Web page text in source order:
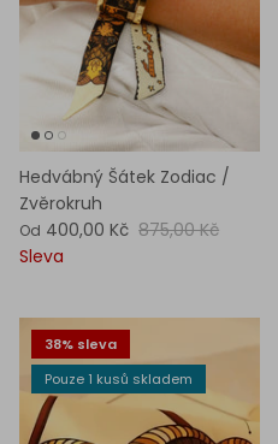
Hedvábný Šátek Zodiac /
Zvěrokruh
Od 400,00 Kč 875,00 Kč
Sleva
38% sleva
Pouze 1 kusů skladem